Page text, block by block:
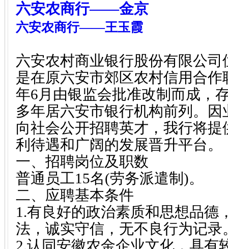
六安农商行——金京
六安农商行——王玉霞
六安农村商业银行股份有限公
是在原六安市郊区农村信用合作
年6月由银监会批准改制而成，
多年居六安市银行机构前列。
向社会公开招聘英才，我行将
利待遇和广阔的发展晋升平台。
一、招聘岗位及职数
普通员工15名(劳务派遣制)。
二、应聘基本条件
1.有良好的政治素质和思想品德
法，诚实守信，无不良行为记录
2.认同安徽农金企业文化，具有